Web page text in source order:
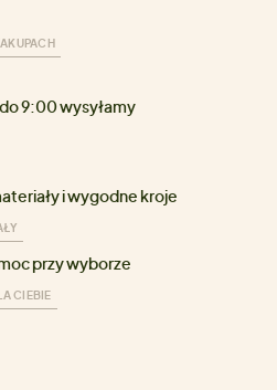
9:00 wysyłamy
i wygodne kroje
przy wyborze
CIEBIE